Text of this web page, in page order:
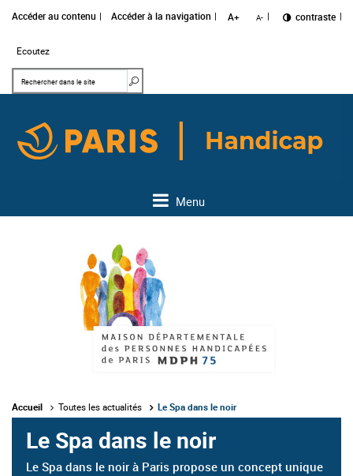
Accéder au contenu Accéder à la navigation A+ A- Changer le
contraste
Ecoutez
Mots clés
Menu
Accueil Toutes les actualités Le Spa dans le noir
Le Spa dans le noir
Le Spa dans le noir à Paris propose un concept unique